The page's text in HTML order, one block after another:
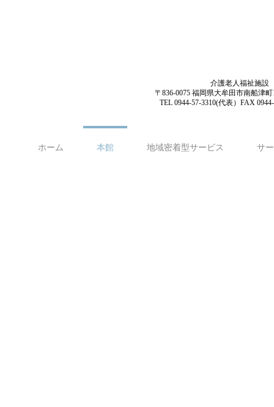
介護老人福祉施
〒836-0075 福岡県大牟田市南船津
TEL 0944-57-3310(代表）FAX
ホーム 本館 地域密着型サービス サ